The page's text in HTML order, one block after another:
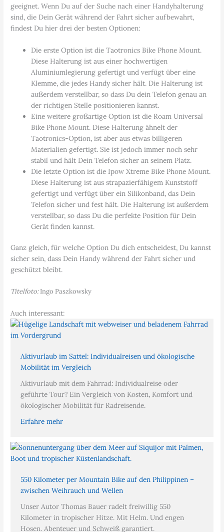
geeignet. Wenn Du auf der Suche nach einer Handyhalterung
sind, die Dein Gerät während der Fahrt sicher aufbewahrt,
findest Du hier drei der besten Optionen:
Die erste Option ist die Taotronics Bike Phone Mount.
Diese Halterung ist aus einer hochwertigen
Aluminiumlegierung gefertigt und verfügt über eine
Klemme, die jedes Handy sicher hält. Die Halterung ist
außerdem verstellbar, so dass Du dein Telefon genau an
der richtigen Stelle positionieren kannst.
Eine weitere großartige Option ist die Roam Universal
Bike Phone Mount. Diese Halterung ähnelt der
Taotronics-Option, ist aber aus etwas billigeren
Materialien gefertigt. Sie ist jedoch immer noch sehr
stabil und hält Dein Telefon sicher an seinem Platz.
Die letzte Option ist die Ipow Xtreme Bike Phone Mount.
Diese Halterung ist aus strapazierfähigem Kunststoff
gefertigt und verfügt über ein Silikonband, das Dein
Telefon sicher und fest hält. Die Halterung ist außerdem
verstellbar, so dass Du die perfekte Position für Dein
Gerät finden kannst.
Ganz gleich, für welche Option Du dich entscheidest, Du kannst
sicher sein, dass Dein Handy während der Fahrt sicher und
geschützt bleibt.
Titelfoto:Ingo Paszkowsky
Auch interessant:
Aktivurlaub im Sattel: Individualreisen und ökologische
Mobilität im Vergleich
Aktivurlaub mit dem Fahrrad: Individualreise oder
geführte Tour? Ein Vergleich von Kosten, Komfort und
ökologischer Mobilität für Radreisende.
Erfahre mehr
550 Kilometer per Mountain Bike auf den Philippinen –
zwischen Weihrauch und Wellen
Unser Autor Thomas Bauer radelt freiwillig 550
Kilometer in tropischer Hitze. Mit Helm. Und engen
Hosen. Abenteuer und Schweiß garantiert.